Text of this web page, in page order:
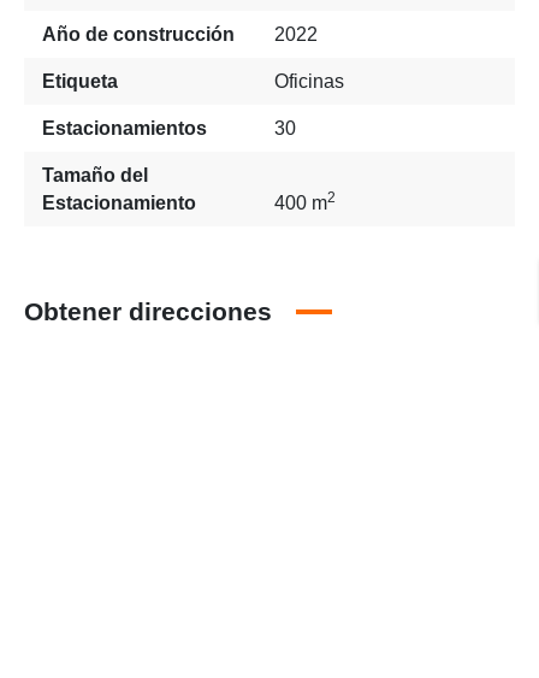
Año de construcción 2022
Etiqueta Oficinas
Estacionamientos 30
Tamaño del
Estacionamiento
400 m2
Obtener direcciones